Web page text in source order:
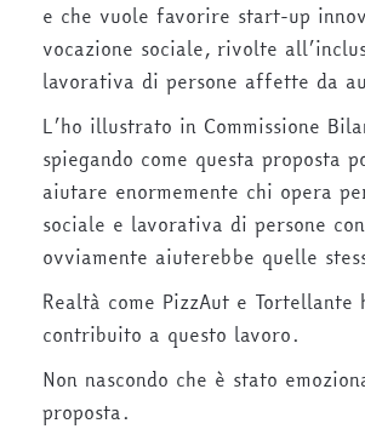
e che vuole favorire start-up
vocazione sociale, rivolte
lavorativa di persone affette da
L’ho illustrato in Commissione
spiegando come questa proposta
aiutare enormemente chi opera
sociale e lavorativa di persone
ovviamente aiuterebbe quelle
Realtà come PizzAut e Tortellante
contribuito a questo lavoro.
Non nascondo che è stato
proposta.